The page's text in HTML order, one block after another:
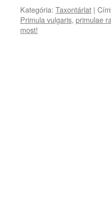
Kategória: Taxontárlat |
Primula vulgaris, primulae
most!